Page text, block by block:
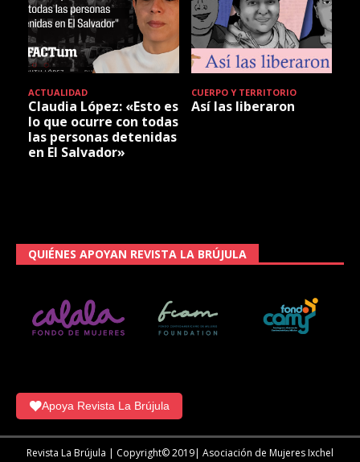
ACTUALIDAD
Claudia López: «Esto es
lo que ocurre con todas
las personas detenidas
en El Salvador»
CUERPO Y TERRITORIO
Así las liberaron
QUIÉNES APOYAN REVISTA LA BRÚJULA
Apoya Revista La Brújula
Revista La Brújula | Copyright© 2019| Asociación de Mujeres Ixchel